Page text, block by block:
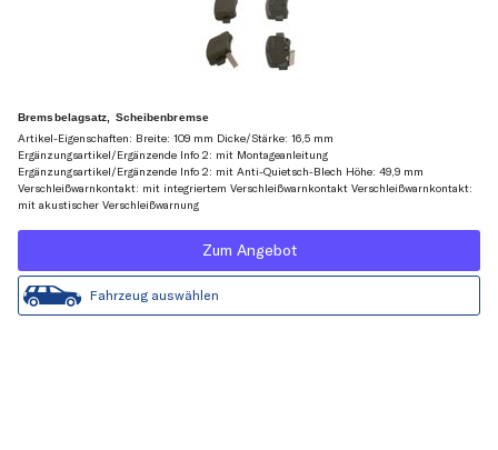
Bremsbelagsatz, Scheibenbremse
Artikel-Eigenschaften: Breite: 109 mm Dicke/Stärke: 16,5 mm
Ergänzungsartikel/Ergänzende Info 2: mit Montageanleitung
Ergänzungsartikel/Ergänzende Info 2: mit Anti-Quietsch-Blech Höhe: 49,9 mm
Verschleißwarnkontakt: mit integriertem Verschleißwarnkontakt Verschleißwarnkontakt:
mit akustischer Verschleißwarnung
Zum Angebot
Fahrzeug auswählen